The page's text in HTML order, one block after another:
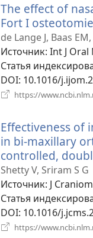
The effect of
Fort I
de Lange J, Baas
Источник‎: Int J Oral
Статья
DOI‎: 10.1016/
https://
Effectiveness of
in bi-maxillary
controlled,
Shetty V, Sriram S G
Источник‎: J
Статья
DOI‎: 10.1016/
https://